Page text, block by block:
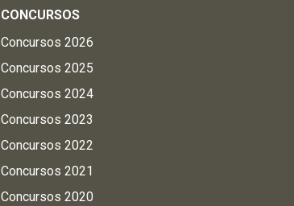
CONCURSOS
Concursos 2026
Concursos 2025
Concursos 2024
Concursos 2023
Concursos 2022
Concursos 2021
Concursos 2020